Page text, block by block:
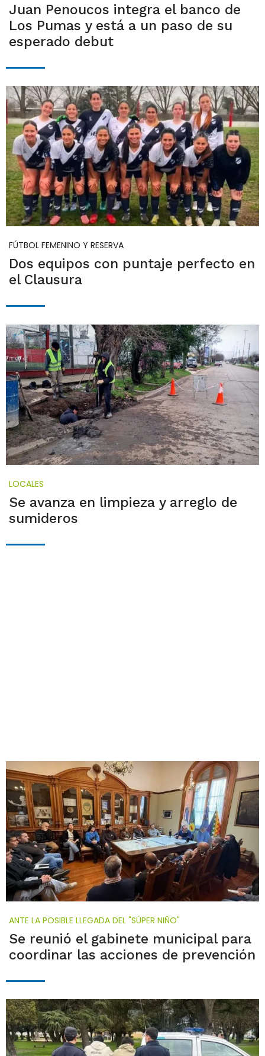
Juan Penoucos integra el banco de
Los Pumas y está a un paso de su
esperado debut
FÚTBOL FEMENINO Y RESERVA
Dos equipos con puntaje perfecto en
el Clausura
LOCALES
Se avanza en limpieza y arreglo de
sumideros
ANTE LA POSIBLE LLEGADA DEL "SÚPER NIÑO"
Se reunió el gabinete municipal para
coordinar las acciones de prevención